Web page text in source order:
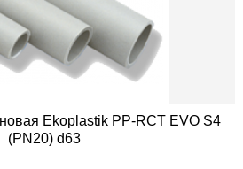
Ekoplastik PP-RCT EVO S4
(PN20) d63